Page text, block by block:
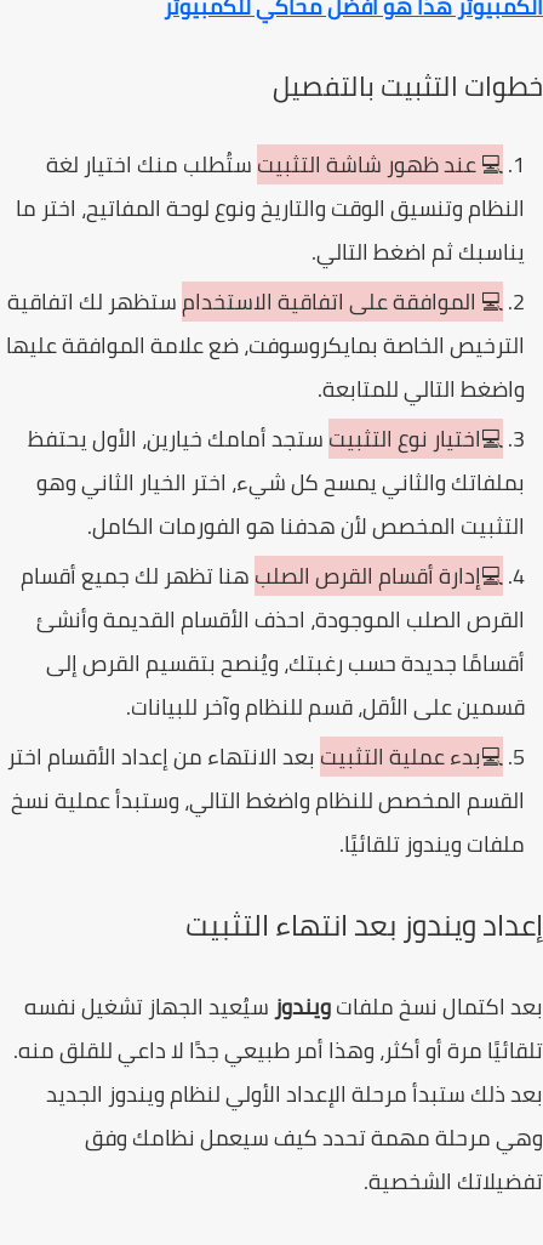
التثبيت بالتفصيل
💻 عند ظهور شاشة التثبيتستُطلب منك اختيار لغة
وتنسيق الوقت والتاريخ ونوع لوحة المفاتيح، اختر ما
ثم اضغط التالي.
💻 الموافقة على اتفاقية الاستخدامستظهر لك اتفاقية
الخاصة بمايكروسوفت، ضع علامة الموافقة عليها
التالي للمتابعة.
💻اختيار نوع التثبيتستجد أمامك خيارين، الأول يحتفظ
والثاني يمسح كل شيء، اختر الخيار الثاني وهو
المخصص لأن هدفنا هو الفورمات الكامل.
💻إدارة أقسام القرص الصلبهنا تظهر لك جميع أقسام
الصلب الموجودة، احذف الأقسام القديمة وأنشئ
جديدة حسب رغبتك، ويُنصح بتقسيم القرص إلى
على الأقل، قسم للنظام وآخر للبيانات.
💻بدء عملية التثبيتبعد الانتهاء من إعداد الأقسام اختر
المخصص للنظام واضغط التالي، وستبدأ عملية نسخ
ويندوز تلقائيًا.
ويندوز بعد انتهاء التثبيت
اكتمال نسخ ملفاتويندوزسيُعيد الجهاز تشغيل نفسه
مرة أو أكثر، وهذا أمر طبيعي جدًا لا داعي للقلق منه.
ذلك ستبدأ مرحلة الإعداد الأولي لنظام ويندوز الجديد
مرحلة مهمة تحدد كيف سيعمل نظامك وفق
الشخصية.